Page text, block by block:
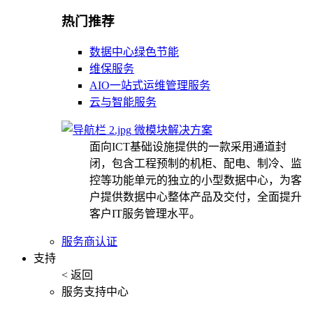
热门推荐
数据中心绿色节能
维保服务
AIO一站式运维管理服务
云与智能服务
微模块解决方案
面向ICT基础设施提供的一款采用通道封
闭，包含工程预制的机柜、配电、制冷、监
控等功能单元的独立的小型数据中心，为客
户提供数据中心整体产品及交付，全面提升
客户IT服务管理水平。
服务商认证
支持
< 返回
服务支持中心